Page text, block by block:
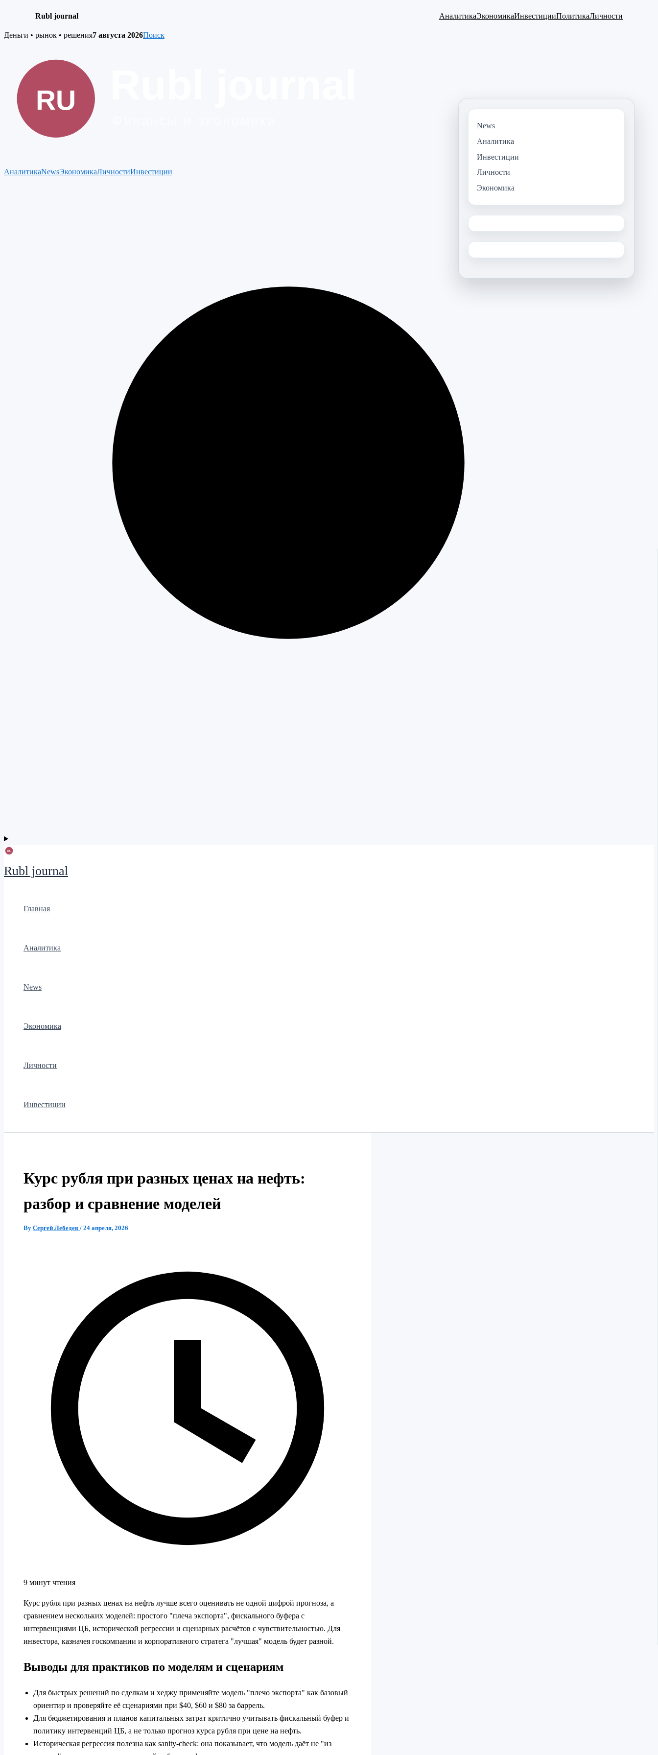
Rubl journal АналитикаЭкономикаИнвестицииПолитикаЛичности
Skip
Деньги • рынок • решения7 августа 2026Поиск
АналитикаNewsЭкономикаЛичностиИнвестиции
Rubl journal
Главная
Аналитика
News
Экономика
Личности
Инвестиции
Курс рубля при разных ценах на нефть:
разбор и сравнение моделей
By Сергей Лебедев / 24 апреля, 2026
9 минут чтения
Курс рубля при разных ценах на нефть лучше всего оценивать не одной цифрой прогноза, а
сравнением нескольких моделей: простого "плеча экспорта", фискального буфера с
интервенциями ЦБ, исторической регрессии и сценарных расчётов с чувствительностью. Для
инвестора, казначея госкомпании и корпоративного стратега "лучшая" модель будет разной.
Выводы для практиков по моделям и сценариям
Для быстрых решений по сделкам и хеджу применяйте модель "плечо экспорта" как базовый
ориентир и проверяйте её сценариями при $40, $60 и $80 за баррель.
Для бюджетирования и планов капитальных затрат критично учитывать фискальный буфер и
политику интервенций ЦБ, а не только прогноз курса рубля при цене на нефть.
Историческая регрессия полезна как sanity-check: она показывает, что модель даёт не "из
News
Аналитика
Инвестиции
Личности
Экономика